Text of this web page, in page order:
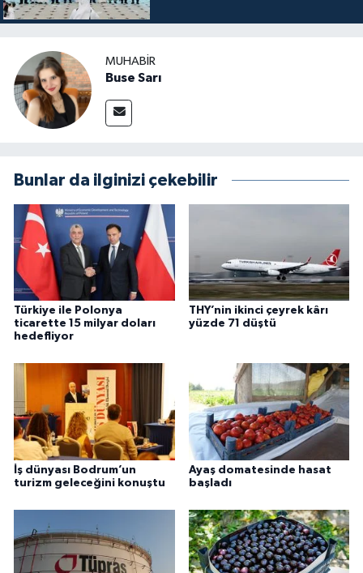
MUHABIR
Buse Sarı
Bunlar da ilginizi çekebilir
Türkiye ile Polonya
ticarette 15 milyar doları
hedefliyor
THY’nin ikinci çeyrek kârı
yüzde 71 düştü
İş dünyası Bodrum’un
turizm geleceğini konuştu
Ayaş domatesinde hasat
başladı